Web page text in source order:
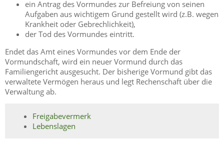
ein Antrag des Vormundes zur Befreiung von seinen
Aufgaben aus wichtigem Grund gestellt wird (z.B. wegen
Krankheit oder Gebrechlichkeit),
der Tod des Vormundes eintritt.
Endet das Amt eines Vormundes vor dem Ende der
Vormundschaft, wird ein neuer Vormund durch das
Familiengericht ausgesucht. Der bisherige Vormund gibt das
verwaltete Vermögen heraus und legt Rechenschaft über die
Verwaltung ab.
Freigabevermerk
Lebenslagen